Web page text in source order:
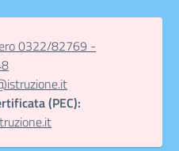
0322/82769 -
(PEC):